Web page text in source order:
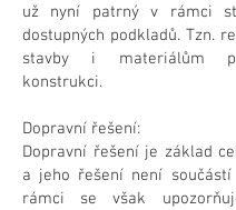
už nyní patrný v rámci
dostupných podkladů. Tzn.
stavby i materiálům
konstrukci.
Dopravní řešení:
Dopravní řešení je základ
a jeho řešení není
rámci se však